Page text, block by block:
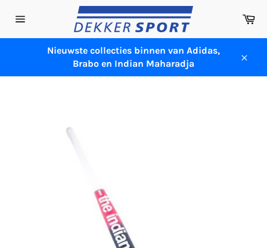
naar
Sitenavigatie
Nieuwste collecties binnen van Adidas,
Brabo en Indian Maharadja